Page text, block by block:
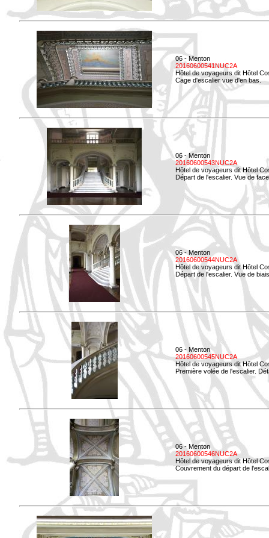
06 - Menton
20160600541NUC2A
Hôtel de voyageurs dit Hôtel
Cage d'escalier vue d'en bas.
06 - Menton
20160600543NUC2A
Hôtel de voyageurs dit Hôtel
Départ de l'escalier. Vue de
06 - Menton
20160600544NUC2A
Hôtel de voyageurs dit Hôtel
Départ de l'escalier. Vue de
06 - Menton
20160600545NUC2A
Hôtel de voyageurs dit Hôtel
Première volée de l'escalier.
06 - Menton
20160600546NUC2A
Hôtel de voyageurs dit Hôtel
Couvrement du départ de